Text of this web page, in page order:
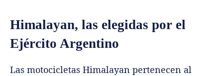
Himalayan, las elegidas por el
Ejército Argentino
Las motocicletas Himalayan pertenecen al